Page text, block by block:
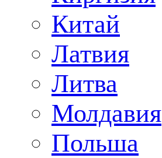
Китай
Латвия
Литва
Молдавия
Польша